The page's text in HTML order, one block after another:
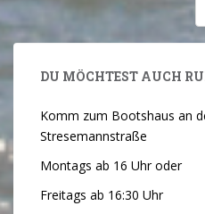
DU MÖCHTEST AUCH
Komm zum Bootshaus an
Stresemannstraße
Montags ab 16 Uhr oder
Freitags ab 16:30 Uhr